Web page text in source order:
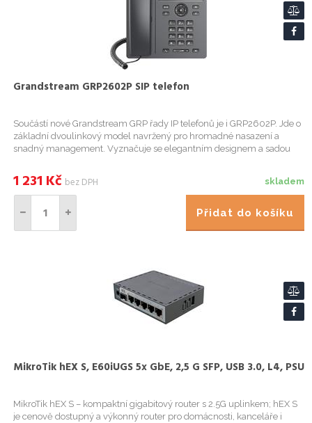
Grandstream GRP2602P SIP telefon
Součástí nové Grandstream GRP řady IP telefonů je i GRP2602P. Jde o
základní dvoulinkový model navržený pro hromadné nasazení a
snadný management. Vyznačuje se elegantním designem a sadou
skladem
1 231 Kč bez DPH
Přidat do košíku
MikroTik hEX S, E60iUGS 5x GbE, 2,5 G SFP, USB 3.0, L4, PSU
MikroTik hEX S – kompaktní gigabitový router s 2.5G uplinkem; hEX S
je cenově dostupný a výkonný router pro domácnosti, kanceláře i